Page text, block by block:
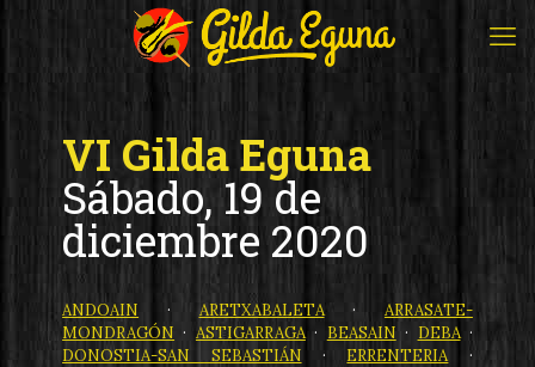
VI Gilda Eguna
Sábado, 19 de
diciembre 2020
ANDOAIN · ARETXABALETA· ARRASATE-
MONDRAGÓN · ASTIGARRAGA· BEASAIN · DEBA·
DONOSTIA-SAN SEBASTIÁN · ERRENTERIA ·